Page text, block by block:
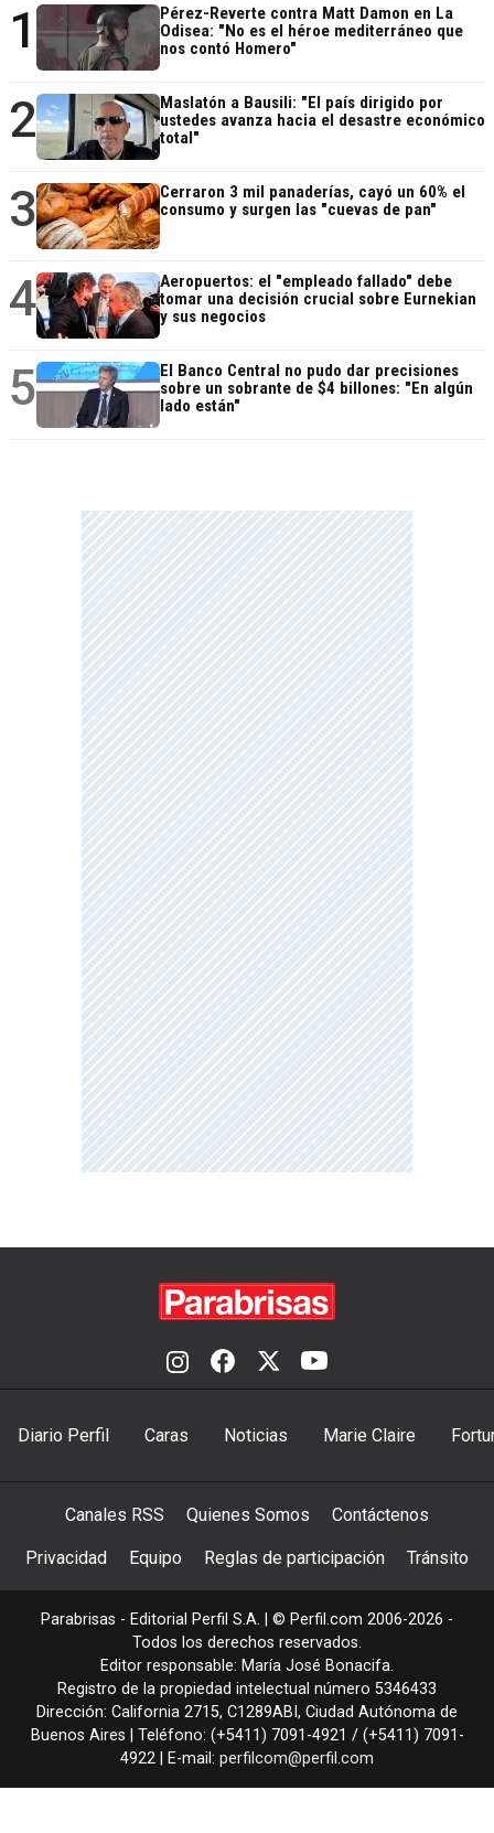
1
Pérez-Reverte contra Matt Damon en La
Odisea: "No es el héroe mediterráneo que
nos contó Homero"
2
Maslatón a Bausili: "El país dirigido por
ustedes avanza hacia el desastre económico
total"
3
Cerraron 3 mil panaderías, cayó un 60% el
consumo y surgen las "cuevas de pan"
4
Aeropuertos: el "empleado fallado" debe
tomar una decisión crucial sobre Eurnekian
y sus negocios
5
El Banco Central no pudo dar precisiones
sobre un sobrante de $4 billones: "En algún
lado están"
Diario Perfil Caras Noticias Marie Claire
Canales RSS Quienes Somos Contáctenos
Privacidad Equipo Reglas de participación Tránsito
Parabrisas - Editorial Perfil S.A. | © Perfil.com 2006-2026 -
Todos los derechos reservados.
Editor responsable: María José Bonacifa.
Registro de la propiedad intelectual número 5346433
Dirección: California 2715, C1289ABI , Ciudad Autónoma de
Buenos Aires | Teléfono: (+5411) 7091-4921 / (+5411) 7091-
4922 | E-mail: perfilcom@perfil.com